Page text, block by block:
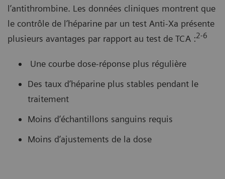
l’antithrombine. Les données cliniques montrent que
le contrôle de l’héparine par un test Anti-Xa présente
plusieurs avantages par rapport au test de TCA :2-6
Une courbe dose-réponse plus régulière
Des taux d’héparine plus stables pendant le
traitement
Moins d’échantillons sanguins requis
Moins d’ajustements de la dose